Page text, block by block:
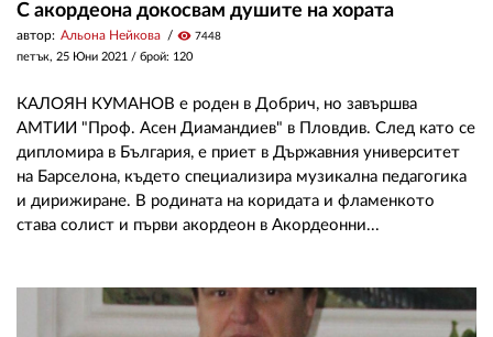
С акордеона докосвам душите на хората
автор: Альона Нейкова visibility 7448
петък, 25 Юни 2021 / брой: 120
КАЛОЯН КУМАНОВ е роден в Добрич, но завършва
АМТИИ "Проф. Асен Диамандиев" в Пловдив. След като се
дипломира в България, е приет в Държавния университет
на Барселона, където специализира музикална педагогика
и дирижиране. В родината на коридата и фламенкото
става coлиcт и пъpви акордеон в Акордеонни...